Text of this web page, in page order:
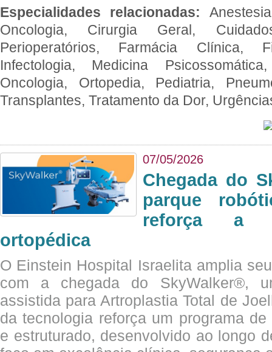
Especialidades relacionadas:
Oncologia, Cirurgia Geral,
Perioperatórios, Farmácia Clínica,
Infectologia, Medicina
Oncologia, Ortopedia, Pediatria,
Transplantes, Tratamento da Dor,
07/05/2026
Chegada do
parque
reforça a
ortopédica
O Einstein Hospital Israelita amplia
com a chegada do SkyWalker®,
assistida para Artroplastia Total de
da tecnologia reforça um programa
e estruturado, desenvolvido ao longo